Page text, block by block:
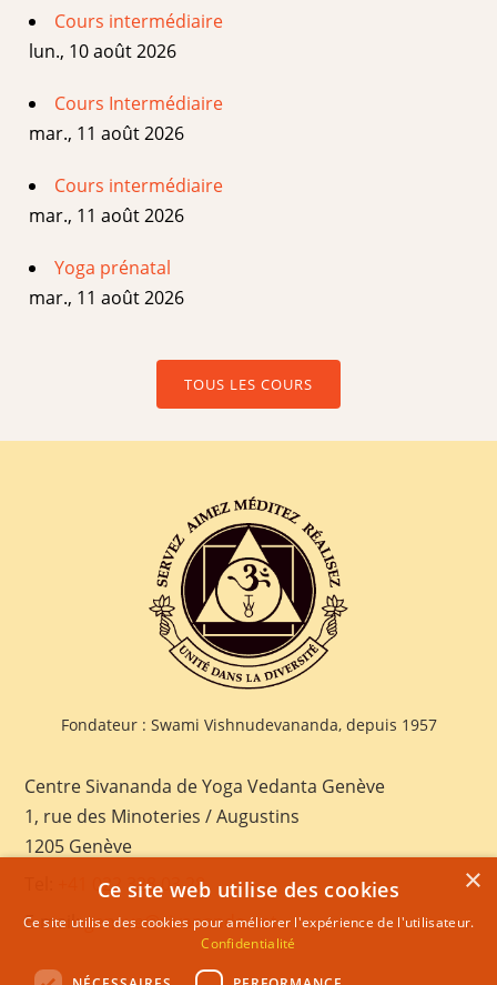
Cours intermédiaire
lun., 10 août 2026
Cours Intermédiaire
mar., 11 août 2026
Cours intermédiaire
mar., 11 août 2026
Yoga prénatal
mar., 11 août 2026
TOUS LES COURS
Fondateur : Swami Vishnudevananda, depuis 1957
Centre Sivananda de Yoga Vedanta Genève
1, rue des Minoteries / Augustins
1205 Genève
+41 022 328 03 28
E-mail:geneva@sivananda.net
×
Ce site web utilise des cookies
Ce site utilise des cookies pour améliorer l'expérience de l'utilisateur.
Confidentialité